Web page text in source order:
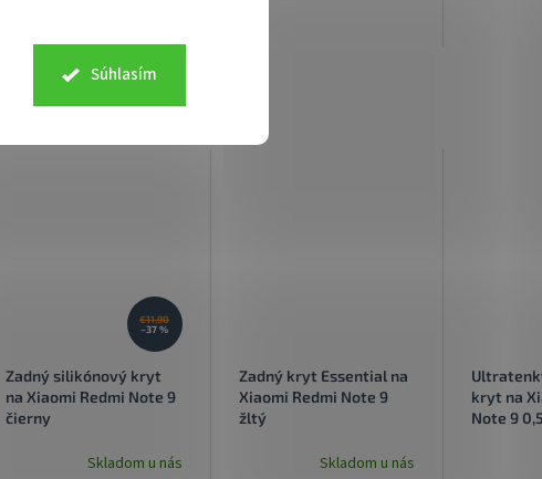
Súhlasím
€11,90
–37 %
Zadný silikónový kryt
na Xiaomi Redmi Note 9
čierny
Skladom u nás
Zadný kryt Essential na
Xiaomi Redmi Note 9
žltý
Skladom u nás
kryt na
Note 9